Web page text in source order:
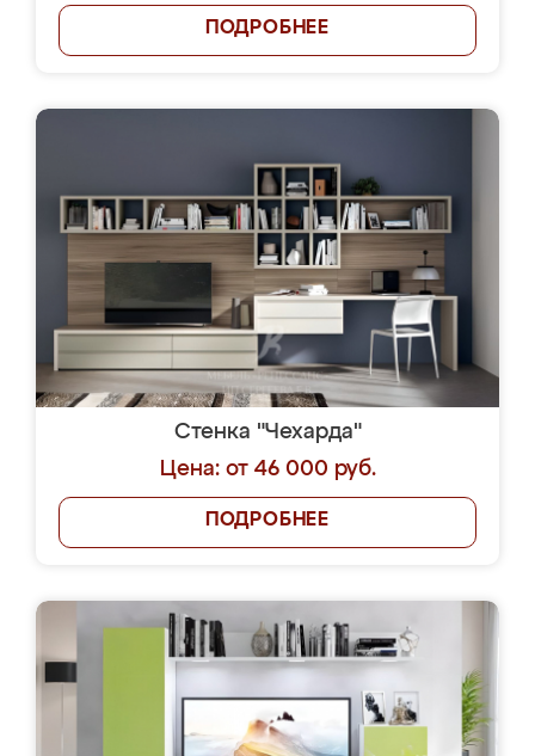
ПОДРОБНЕЕ
Стенка "Чехарда"
Цена: от 46 000 руб.
ПОДРОБНЕЕ